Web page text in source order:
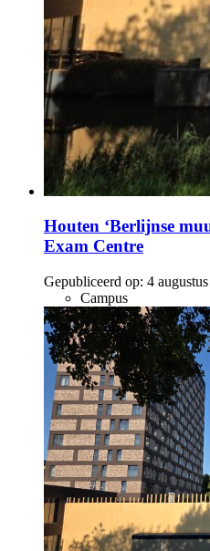
Houten ‘Berlijnse
Exam Centre
Gepubliceerd op: 4
Campus